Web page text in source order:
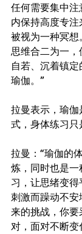
任何需要集中
内保持高度专
被视为一种冥
思维合二为一
自若、沉着镇
瑜伽。”
拉曼表示，瑜
式，身体练习只
拉曼：“瑜伽的
炼，同时也是
习，让思绪变
刺激而躁动不
来的挑战，你
对，面对不断